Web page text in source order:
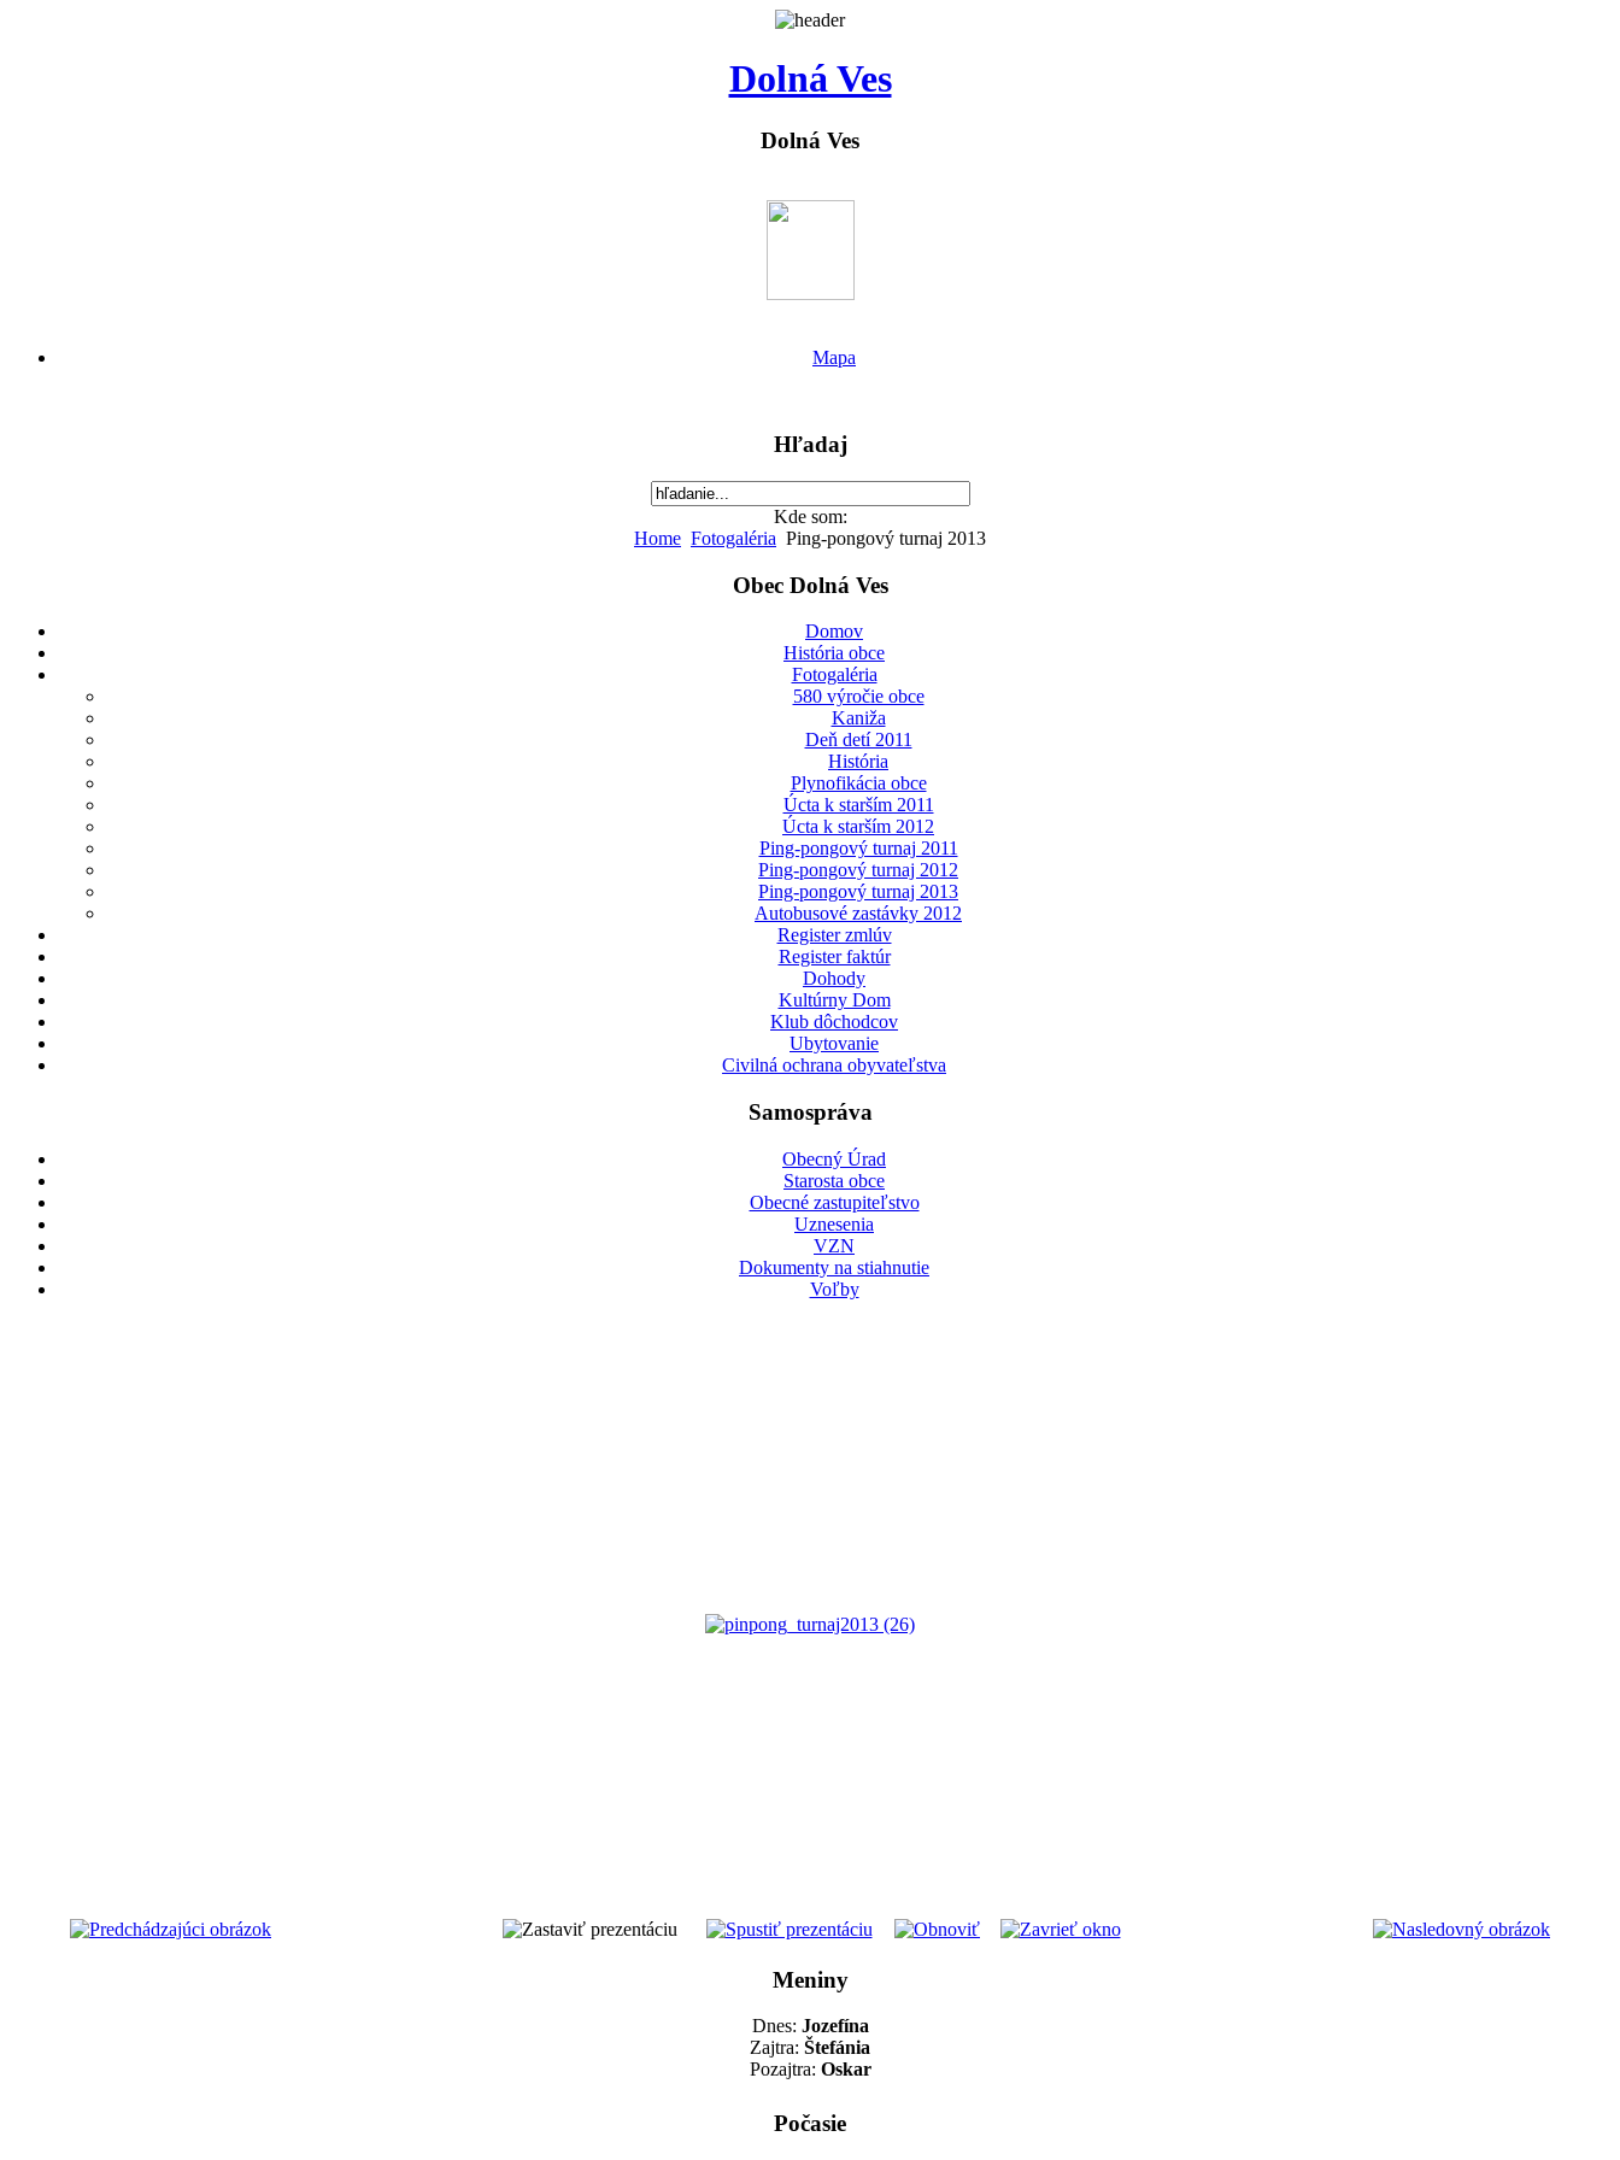
Dolná Ves
Dolná Ves
Mapa
Hľadaj
Kde som:
Home Fotogaléria Ping-pongový turnaj 2013
Obec Dolná Ves
Domov
História obce
Fotogaléria
580 výročie obce
Kaniža
Deň detí 2011
História
Plynofikácia obce
Úcta k starším 2011
Úcta k starším 2012
Ping-pongový turnaj 2011
Ping-pongový turnaj 2012
Ping-pongový turnaj 2013
Autobusové zastávky 2012
Register zmlúv
Register faktúr
Dohody
Kultúrny Dom
Klub dôchodcov
Ubytovanie
Civilná ochrana obyvateľstva
Samospráva
Obecný Úrad
Starosta obce
Obecné zastupiteľstvo
Uznesenia
VZN
Dokumenty na stiahnutie
Voľby
Meniny
Dnes: Jozefína
Zajtra: Štefánia
Pozajtra: Oskar
Počasie